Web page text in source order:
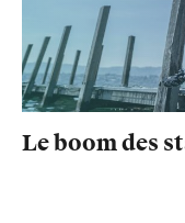
Le boom des